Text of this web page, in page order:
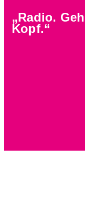
„Radio.
Kopf.“